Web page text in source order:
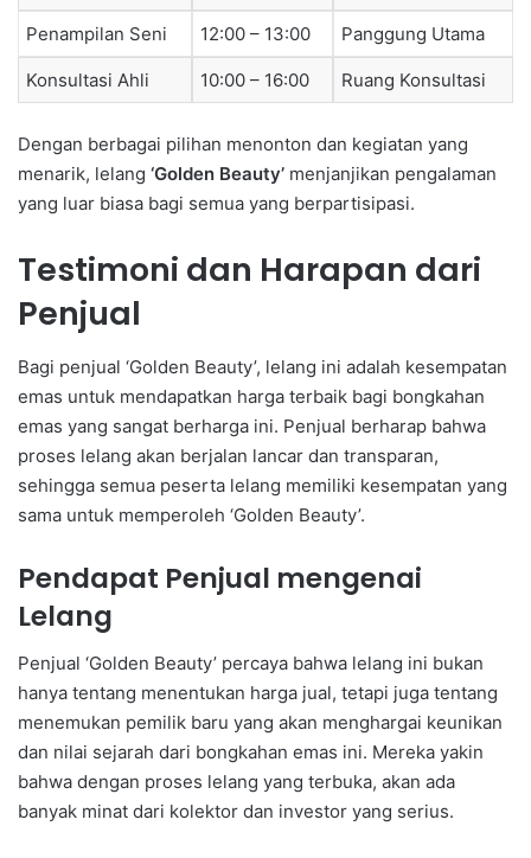
Penampilan Seni 12:00 – 13:00 Panggung Utama
Konsultasi Ahli 10:00 – 16:00 Ruang Konsultasi
Dengan berbagai pilihan menonton dan kegiatan yang
menarik, lelang ‘Golden Beauty’ menjanjikan pengalaman
yang luar biasa bagi semua yang berpartisipasi.
Testimoni dan Harapan dari
Penjual
Bagi penjual ‘Golden Beauty’, lelang ini adalah kesempatan
emas untuk mendapatkan harga terbaik bagi bongkahan
emas yang sangat berharga ini. Penjual berharap bahwa
proses lelang akan berjalan lancar dan transparan,
sehingga semua peserta lelang memiliki kesempatan yang
sama untuk memperoleh ‘Golden Beauty’.
Pendapat Penjual mengenai
Lelang
Penjual ‘Golden Beauty’ percaya bahwa lelang ini bukan
hanya tentang menentukan harga jual, tetapi juga tentang
menemukan pemilik baru yang akan menghargai keunikan
dan nilai sejarah dari bongkahan emas ini. Mereka yakin
bahwa dengan proses lelang yang terbuka, akan ada
banyak minat dari kolektor dan investor yang serius.